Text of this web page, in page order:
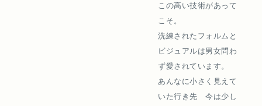
この高い技術があって
こそ。
洗練されたフォルムと
ビジュアルは男女問わ
ず愛されています。
あんなに小さく見えて
いた行き先 今は少し